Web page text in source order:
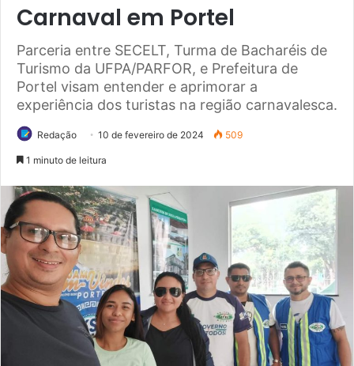
Carnaval em Portel
Parceria entre SECELT, Turma de Bacharéis de
Turismo da UFPA/PARFOR, e Prefeitura de
Portel visam entender e aprimorar a
experiência dos turistas na região carnavalesca.
Redação 10 de fevereiro de 2024 509
1 minuto de leitura